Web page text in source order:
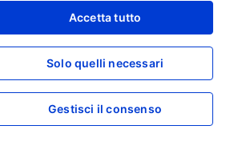
Accetta tutto
Solo quelli necessari
Gestisci il consenso
la regione, nonostante inuovi dazi USA
attendono i dati CPI cinesi